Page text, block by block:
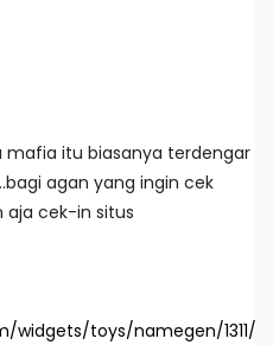
mafia itu biasanya terdengar
agan yang ingin cek
aja cek-in situs
toys/namegen/1311/